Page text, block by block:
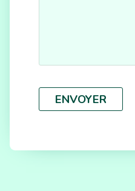
ENVOYER